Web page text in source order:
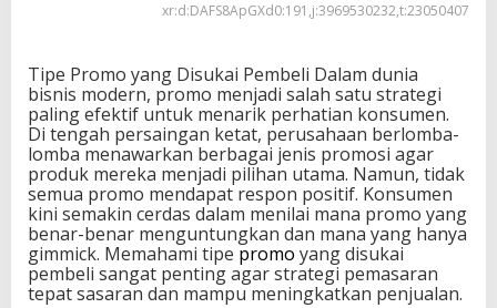
e
e
l
i
xr:d:DAFS8ApGXd0:191,j:3969530232,t:23050407
Tipe Promo yang Disukai Pembeli Dalam dunia
bisnis modern, promo menjadi salah satu strategi
paling efektif untuk menarik perhatian konsumen.
Di tengah persaingan ketat, perusahaan berlomba-
lomba menawarkan berbagai jenis promosi agar
produk mereka menjadi pilihan utama. Namun, tidak
semua promo mendapat respon positif. Konsumen
kini semakin cerdas dalam menilai mana promo yang
benar-benar menguntungkan dan mana yang hanya
gimmick. Memahami tipe promo yang disukai
pembeli sangat penting agar strategi pemasaran
tepat sasaran dan mampu meningkatkan penjualan.